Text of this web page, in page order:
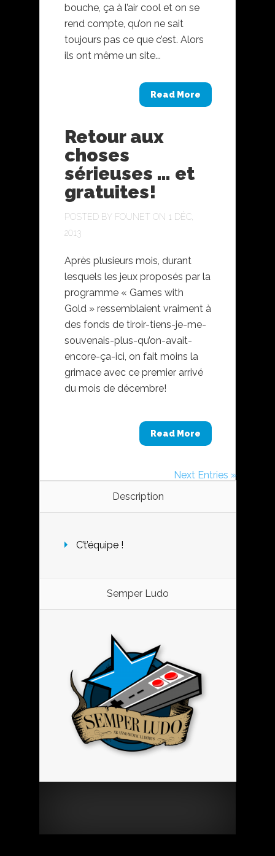
bouche, ça à l’air cool et on se
rend compte, qu’on ne sait
toujours pas ce que c’est. Alors
ils ont même un site...
Read More
Retour aux
choses
sérieuses … et
gratuites!
POSTED BY FOUNET ON 1 DÉC,
2013
Après plusieurs mois, durant
lesquels les jeux proposés par la
programme « Games with
Gold » ressemblaient vraiment à
des fonds de tiroir-tiens-je-me-
souvenais-plus-qu’on-avait-
encore-ça-ici, on fait moins la
grimace avec ce premier arrivé
du mois de décembre!
Read More
Next Entries »
Description
C’t’équipe !
Semper Ludo